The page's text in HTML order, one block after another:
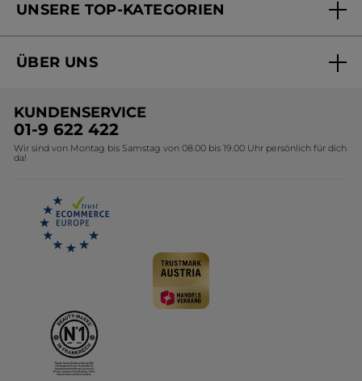
Online Preisliste
Versandhandel Preisliste
UNSERE TOP-KATEGORIEN
Black Friday Yves Rocher
Geschenkideen Yves Rocher
Kollektion Monoi Yves Rocher
ÜBER UNS
Umweltstiftung YR
Affiliate Programm
KUNDENSERVICE
01-9 622 422
Wir sind von Montag bis Samstag von 08.00 bis 19.00 Uhr persönlich für dich
da!